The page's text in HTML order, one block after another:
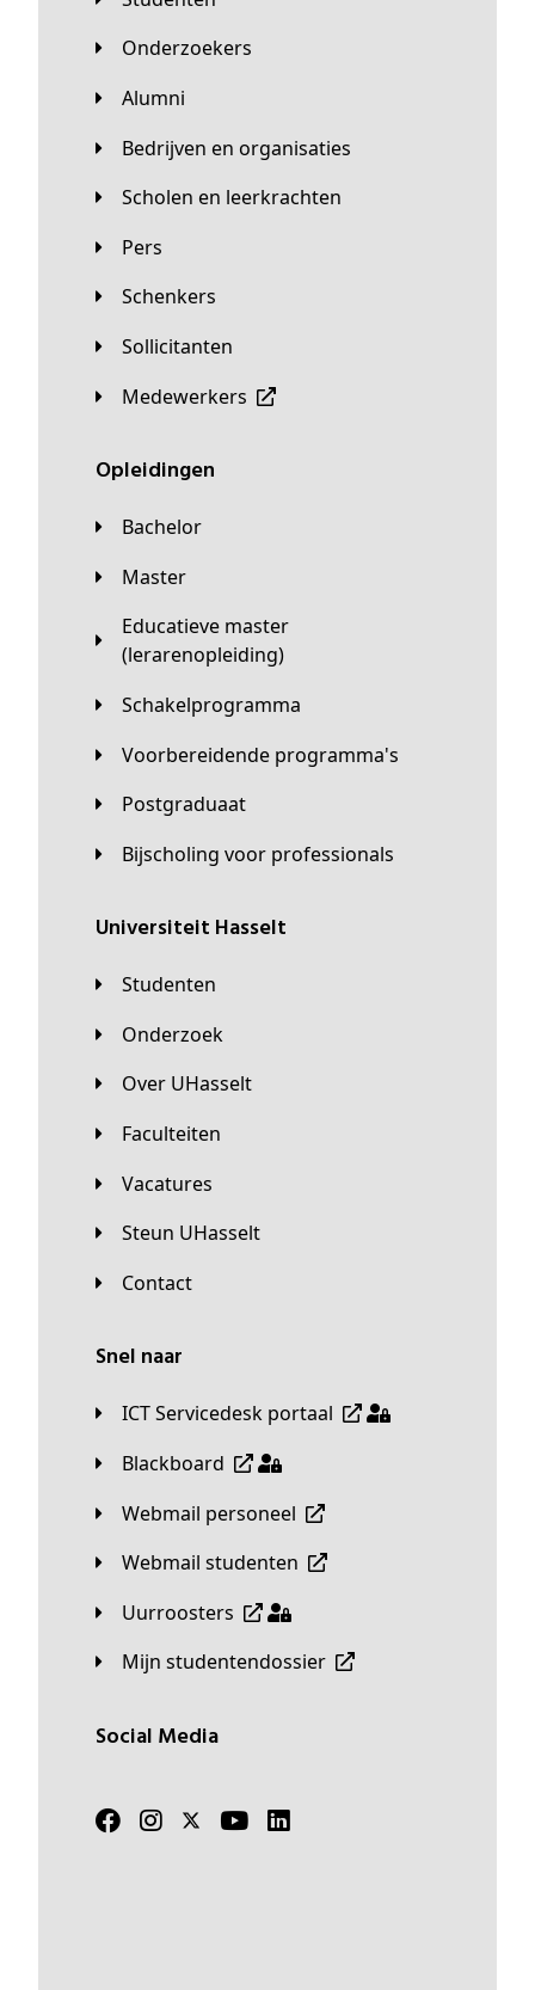
Onderzoekers
Alumni
Bedrijven en organisaties
Scholen en leerkrachten
Pers
Schenkers
Sollicitanten
Medewerkers
Opleidingen
Bachelor
Master
Educatieve master
(lerarenopleiding)
Schakelprogramma
Voorbereidende programma's
Postgraduaat
Bijscholing voor professionals
universiteit Hasselt
Studenten
Onderzoek
Over UHasselt
Faculteiten
Vacatures
Steun UHasselt
Contact
Snel naar
ICT Servicedesk portaal
Blackboard
Webmail personeel
Webmail studenten
Uurroosters
Mijn studentendossier
Social Media